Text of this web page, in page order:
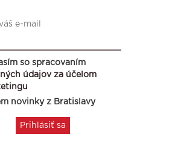
so spracovaním
údajov za účelom
novinky z Bratislavy